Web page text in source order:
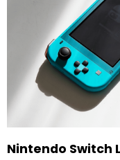
Nintendo Switch